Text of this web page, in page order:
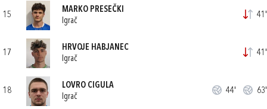
15
MARKO PRESEČKI
Igrač
41'
17
HRVOJE HABJANEC
Igrač
41'
18
LOVRO CIGULA
Igrač
44' 63'